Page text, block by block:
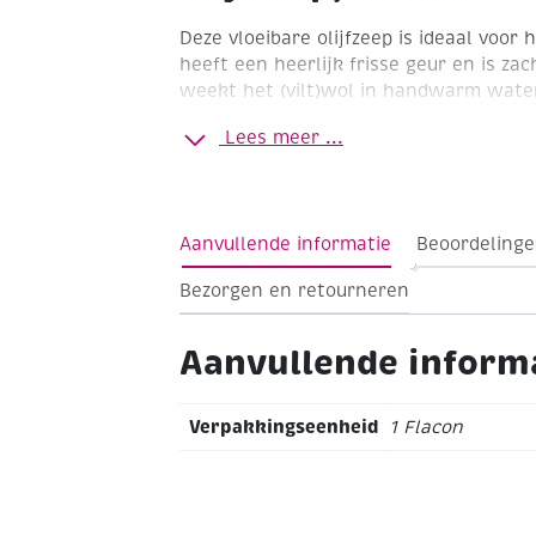
Deze vloeibare olijfzeep is ideaal voor
heeft een heerlijk frisse geur en is
weekt het (vilt)wol in handwarm
legt dit op een ondergrond van
Flacon 250 ml
Lees meer ...
Aanvullende informatie
Bezorgen en retourneren
Aanvullende
Verpakkingseenheid 1 Flacon